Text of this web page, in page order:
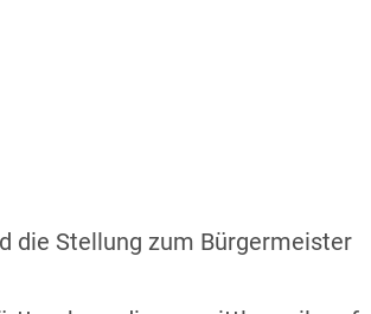
die Stellung zum Bürgermeister